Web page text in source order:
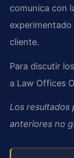
comunica con
experimentado
cliente.
Para discutir
a Law Offices
Los resultados
anteriores no